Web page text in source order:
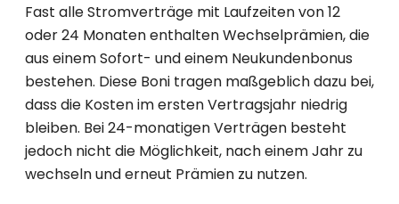
Fast alle Stromverträge mit Laufzeiten von 12
oder 24 Monaten enthalten Wechselprämien, die
aus einem Sofort- und einem Neukundenbonus
bestehen. Diese Boni tragen maßgeblich dazu bei,
dass die Kosten im ersten Vertragsjahr niedrig
bleiben. Bei 24-monatigen Verträgen besteht
jedoch nicht die Möglichkeit, nach einem Jahr zu
wechseln und erneut Prämien zu nutzen.